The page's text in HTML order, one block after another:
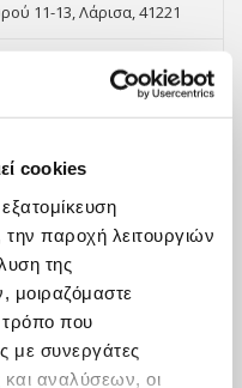
cookies
παροχή λειτουργιών
της
μοιραζόμαστε
που
με συνεργάτες
αναλύσεων, οι
11-13, Λάρισα, 41221